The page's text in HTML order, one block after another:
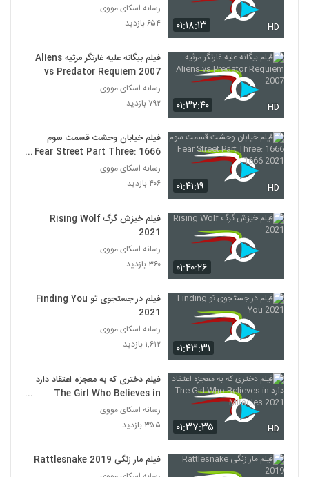
۰۱:۱۸:۱۳ HD
رسانه اسکای مووی
۶۵۴ بازدید
۰۱:۳۲:۴۰ HD
فیلم بیگانه علیه غارتگر مرثیه Aliens
vs Predator Requiem 2007
رسانه اسکای مووی
۷۹۲ بازدید
۰۱:۴۱:۱۹ HD
فیلم خیابان وحشت قسمت سوم
1666 Fear Street Part Three:
1666 2021
رسانه اسکای مووی
۴۰۶ بازدید
۰۱:۴۰:۲۶
فیلم خیزش گرگ Rising Wolf
2021
رسانه اسکای مووی
۳۶۰ بازدید
۰۱:۴۳:۳۱
فیلم در جستجوی تو Finding You
2021
رسانه اسکای مووی
۱,۶۱۲ بازدید
۰۱:۳۷:۳۵ HD
فیلم دختری که به معجزه اعتقاد دارد
The Girl Who Believes in
Miracles 2021
رسانه اسکای مووی
۳۵۵ بازدید
فیلم مار زنگی Rattlesnake 2019